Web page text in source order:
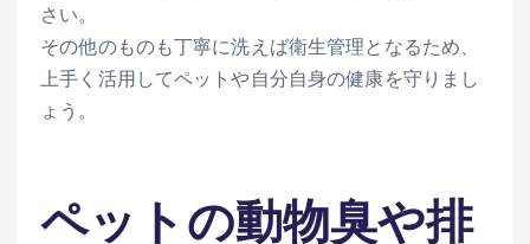
さい。
その他のものも丁寧に洗えば衛生管理となるため、
上手く活用してペットや自分自身の健康を守りまし
ょう。
ペットの動物臭や排